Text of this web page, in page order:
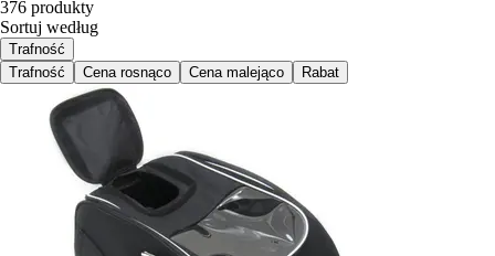
376 produkty
Sortuj według
Trafność
Trafność
Cena rosnąco Cena malejąco Rabat